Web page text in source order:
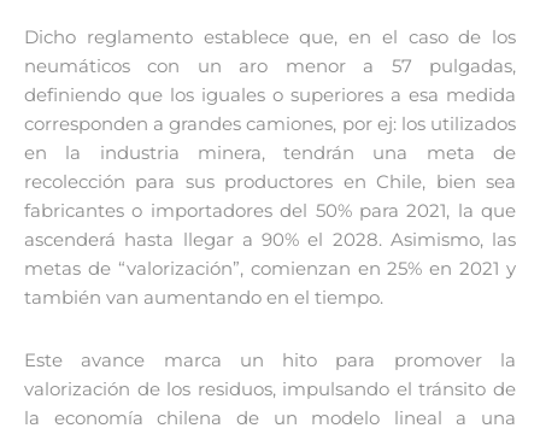
Dicho reglamento establece que, en el caso de los
neumáticos con un aro menor a 57 pulgadas,
definiendo que los iguales o superiores a esa medida
corresponden a grandes camiones, por ej: los utilizados
en la industria minera, tendrán una meta de
recolección para sus productores en Chile, bien sea
fabricantes o importadores del 50% para 2021, la que
ascenderá hasta llegar a 90% el 2028. Asimismo, las
metas de “valorización”, comienzan en 25% en 2021 y
también van aumentando en el tiempo.
Este avance marca un hito para promover la
valorización de los residuos, impulsando el tránsito de
la economía chilena de un modelo lineal a una